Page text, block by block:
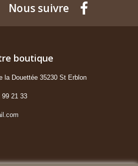
Nous suivre
boutique
la Douettée 35230 St Erblon
99 21 33